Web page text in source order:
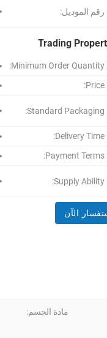
رقم الموديل:
Trading
Minimum Order Quantity:
Price:
Standard Packaging:
Delivery Time:
Payment Terms:
Supply Ability:
الآن
مادة الجسم: